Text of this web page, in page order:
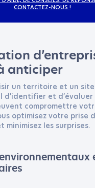
CONTACTEZ-NOUS !
anticiper
un territoire et un
d’identifier et
compromettre
optimisez votre prise
les surprises.